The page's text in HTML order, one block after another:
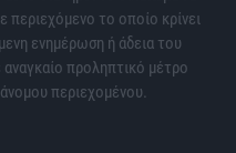
περιεχόμενο το οποίο κρίνει
ενημέρωση ή άδεια του
προληπτικό μέτρο
περιεχομένου.